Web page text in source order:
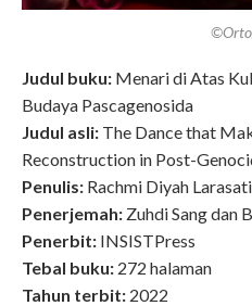
Judul buku: Menari di Atas
Budaya Pascagenosida
Judul asli: The Dance that
Reconstruction in Post-
Penulis: Rachmi Diyah Larasati
Penerjemah: Zuhdi Sang dan
Penerbit: INSISTPress
Tebal buku: 272 halaman
Tahun terbit: 2022